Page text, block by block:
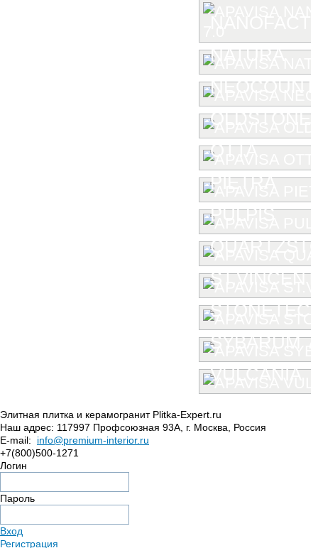
NATURA
OLDSTONE
OTTA
PIETRA
PULPIS
ST.VINCENT
SYBARUM
VULCANIA
Элитная плитка и керамогранит Plitka-Expert.ru
Наш адрес: 117997 Профсоюзная 93А г. Москва
Россия
E-mail:
info@premium-interior.ru
+7(800)500-1271
Логин
Пароль
Вход
Регистрация